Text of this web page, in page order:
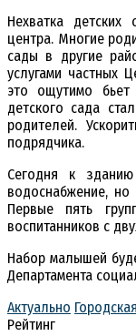
Нехватка
центра. Многие
сады в другие
услугами частных
это ощутимо бьет
детского сада
родителей.
подрядчика.
Сегодня к
водоснабжение,
Первые пять
воспитанников с
Набор малышей
Департамента
Актуально
Рейтинг